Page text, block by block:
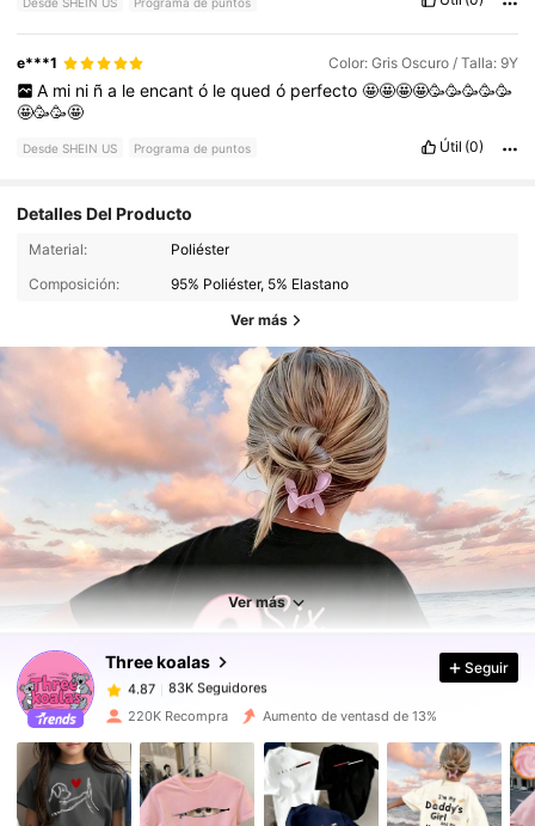
e***1 Color: Gris Oscuro / Talla: 9Y
A mi ni ñ a le encant ó le qued ó perfecto 🤩🤩🤩🤩🥳🥳🥳🥳🥳
🤩🥳🥳🤩
Desde SHEIN US Programa de puntos Útil (0)
Detalles Del Producto
Material:
Poliéster
Composición:
95% Poliéster, 5% Elastano
Ver más
Ver más
Three koalas
4.87 83K Seguidores
4.87 83K Seguidores
4.87
83K Seguidores
1***7 pagóHace 6 horas
4.87 83K Seguidores
83K Seguidores
Seguir
220K Recompra Aumento de ventasd de 13%